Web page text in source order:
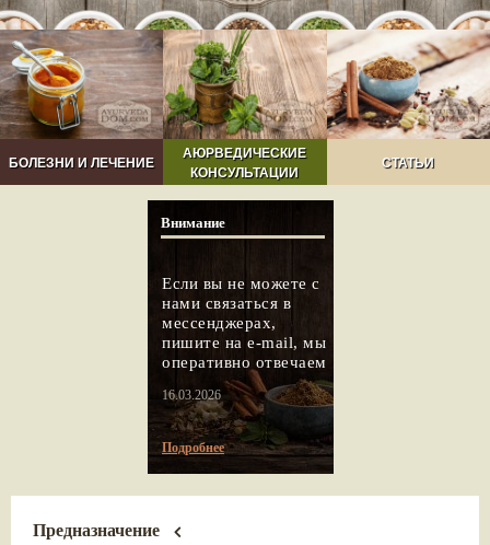
БОЛЕЗНИ И ЛЕЧЕНИЕ
АЮРВЕДИЧЕСКИЕ
КОНСУЛЬТАЦИИ
СТАТЬИ
Внимание
Если вы не можете с
нами связаться в
мессенджерах,
пишите на e-mail, мы
оперативно отвечаем
16.03.2026
Подробнее
Предназначение